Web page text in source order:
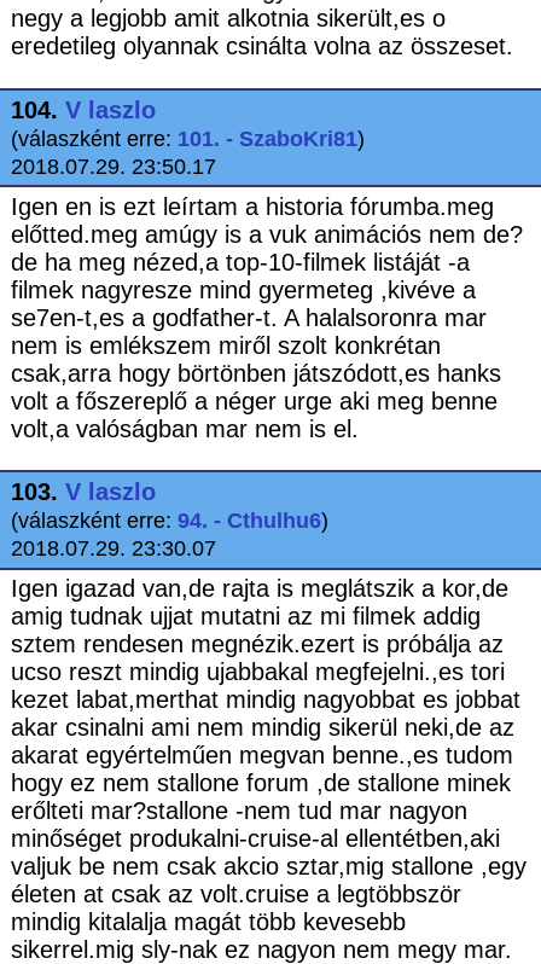
negy a legjobb amit alkotnia sikerült,es o
eredetileg olyannak csinálta volna az összeset.
104. V laszlo
(válaszként erre: 101. - SzaboKri81)
2018.07.29. 23:50.17
Igen en is ezt leírtam a historia fórumba.meg
előtted.meg amúgy is a vuk animációs nem de?
de ha meg nézed,a top-10-filmek listáját -a
filmek nagyresze mind gyermeteg ,kivéve a
se7en-t,es a godfather-t. A halalsoronra mar
nem is emlékszem miről szolt konkrétan
csak,arra hogy börtönben játszódott,es hanks
volt a főszereplő a néger urge aki meg benne
volt,a valóságban mar nem is el.
103. V laszlo
(válaszként erre: 94. - Cthulhu6)
2018.07.29. 23:30.07
Igen igazad van,de rajta is meglátszik a kor,de
amig tudnak ujjat mutatni az mi filmek addig
sztem rendesen megnézik.ezert is próbálja az
ucso reszt mindig ujabbakal megfejelni.,es tori
kezet labat,merthat mindig nagyobbat es jobbat
akar csinalni ami nem mindig sikerül neki,de az
akarat egyértelműen megvan benne.,es tudom
hogy ez nem stallone forum ,de stallone minek
erőlteti mar?stallone -nem tud mar nagyon
minőséget produkalni-cruise-al ellentétben,aki
valjuk be nem csak akcio sztar,mig stallone ,egy
életen at csak az volt.cruise a legtöbbször
mindig kitalalja magát több kevesebb
sikerrel.mig sly-nak ez nagyon nem megy mar.